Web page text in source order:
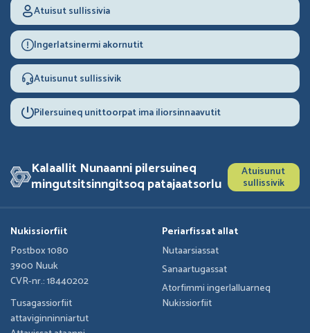
Atuisut sullissivia
Ingerlatsinermi akornutit
Atuisunut sullissivik
Pilersuineq unittoorpat ima iliorsinnaavutit
Kalaallit Nunaanni pilersuineq
mingutsitsinngitsoq patajaatsorlu
Atuisunut
sullissivik
Nukissiorfiit
Postbox 1080
3900 Nuuk
CVR-nr.: 18440202
Tusagassiorfiit
attaviginninniartut
Periarfissat allat
Nutaarsiassat
Sanaartugassat
Atorfimmi ingerlalluarneq
Nukissiorfiit